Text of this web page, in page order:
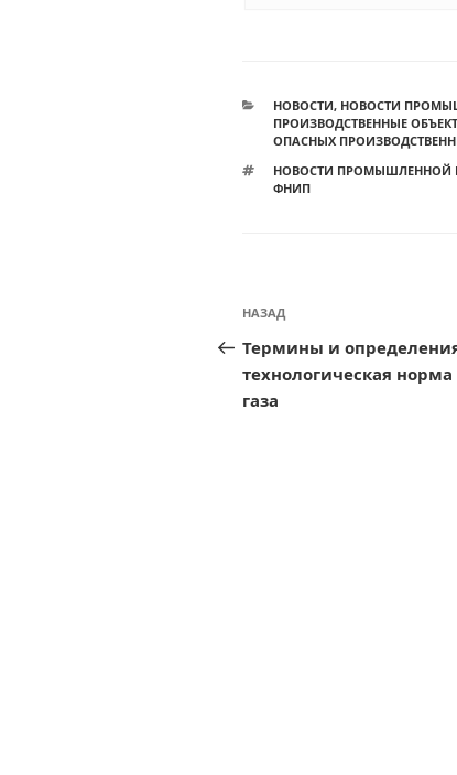
РУБРИКИ
НОВОСТИ, НОВОСТИ
ПРОИЗВОДСТВЕННЫЕ
ОПАСНЫХ
МЕТКИ
НОВОСТИ ПРОМЫШЛЕННОЙ
ФНИП
Навигация
записям
Предыдущая
запись:
НАЗАД
Термины и
технологическая норма
газа